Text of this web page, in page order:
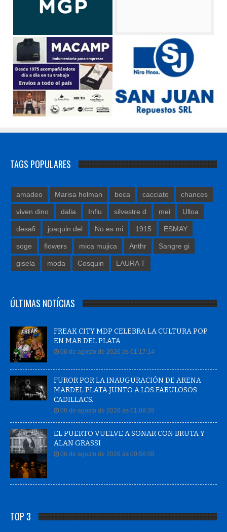
TAGS POPULARES
amadeo Marisa holman beca cacciato chances
viven dino dalia Influ silvestre d mei Ulloa
desafi joaquin del No es mi 1915 ESMAY
soge flowers mica mujica Anthr Sangre gi
gisela moda Cosquin LAURA T
ÚLTIMAS NOTÍCIAS
FREAK CITY MDP CELEBRA LA CULTURA POP
EN MAR DEL PLATA
06 de agosto de 2026 às 01:17:14
FUROR POR LA INAUGURACIÓN DE ARENA
MARDEL PLATA JUNTO A LOS FABULOSOS
CADILLACS.
06 de agosto de 2026 às 01:08:39
EL PUERTO VUELVE A SONAR CON BRUTA Y
ALAN GRASSI
06 de agosto de 2026 às 00:56:58
TOP 3